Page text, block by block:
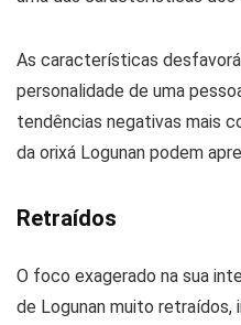
As características
personalidade de uma
tendências negativas mais
da orixá Logunan podem
Retraídos
O foco exagerado na sua
de Logunan muito retraídos,